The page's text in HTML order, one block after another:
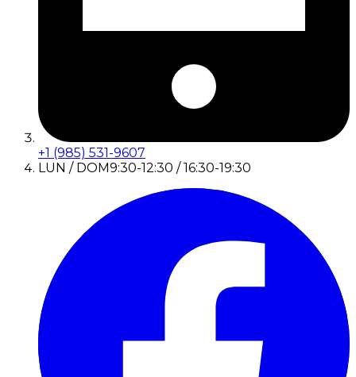
+1 (985) 531-9607
LUN / DOM9:30-12:30 / 16:30-19:30